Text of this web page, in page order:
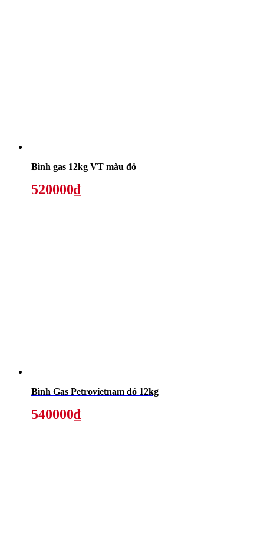
Bình gas 12kg VT màu đỏ
520000₫
Bình Gas Petrovietnam đỏ 12kg
540000₫